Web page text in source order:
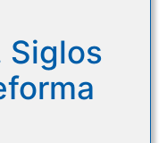
Siglos